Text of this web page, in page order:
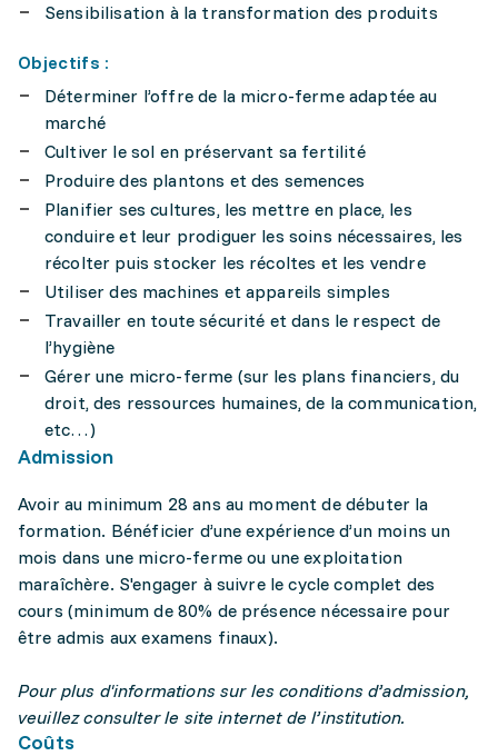
Sensibilisation à la transformation des produits
Objectifs :
Déterminer l’offre de la micro-ferme adaptée au
marché
Cultiver le sol en préservant sa fertilité
Produire des plantons et des semences
Planifier ses cultures, les mettre en place, les
conduire et leur prodiguer les soins nécessaires, les
récolter puis stocker les récoltes et les vendre
Utiliser des machines et appareils simples
Travailler en toute sécurité et dans le respect de
l’hygiène
Gérer une micro-ferme (sur les plans financiers, du
droit, des ressources humaines, de la communication,
etc…)
Admission
Avoir au minimum 28 ans au moment de débuter la
formation. Bénéficier d’une expérience d’un moins un
mois dans une micro-ferme ou une exploitation
maraîchère. S'engager à suivre le cycle complet des
cours (minimum de 80% de présence nécessaire pour
être admis aux examens finaux).
Pour plus d'informations sur les conditions d’admission,
veuillez consulter le site internet de l’institution.
Coûts